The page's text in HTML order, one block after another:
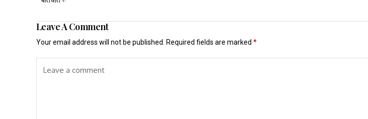
Leave A Comment
Your email address will not be published. Required fields are marked *